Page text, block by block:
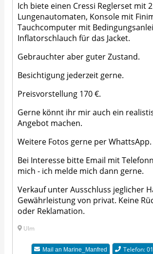
Ich biete einen Cressi Reglerset mit 2
Lungenautomaten, Konsole mit
Tauchcomputer mit
Inflatorschlauch für das Jacket.
Gebrauchter aber guter Zustand.
Besichtigung jederzeit gerne.
Preisvorstellung 170 €.
Gerne könnt ihr mir auch ein
Angebot machen.
Weitere Fotos gerne per WhattsApp.
Bei Interesse bitte Email mit
mich - ich melde mich dann gerne.
Verkauf unter Ausschluss jeglicher
Gewährleistung von privat. Keine
oder Reklamation.
Ulm
Mail an Marine_Manfred Telefon: